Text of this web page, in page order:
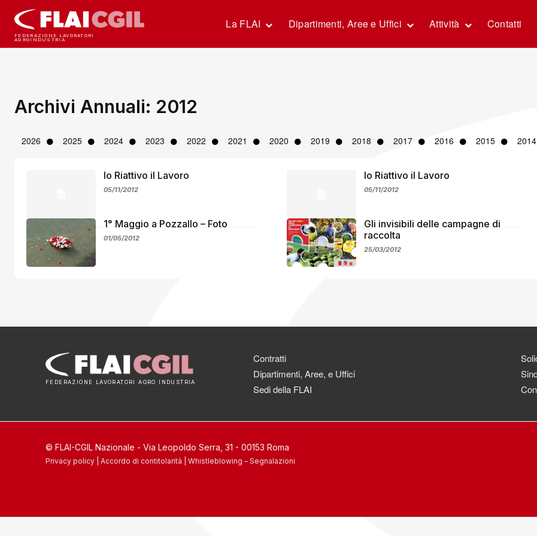
FEDERAZIONE LAVORATORI
AGROINDUSTRIA
La FLAI Dipartimenti, Aree e Uffici Attività Contatti
Archivi Annuali: 2012
2026 2025 2024 2023 2022 2021 2020 2019 2018 2017 2016 2015 2014
Io Riattivo il Lavoro
05/11/2012
Io Riattivo il Lavoro
05/11/2012
1° Maggio a Pozzallo – Foto
01/05/2012
Gli invisibili delle campagne di
raccolta
25/03/2012
FEDERAZIONE LAVORATORI AGRO INDUSTRIA
Contratti
Dipartimenti, Aree, e Uffici
Sedi della FLAI
© FLAI-CGIL Nazionale - Via Leopoldo Serra, 31 - 00153 Roma
Privacy policy Accordo di contitolarità Whistleblowing – Segnalazioni